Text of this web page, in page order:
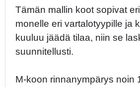
Tämän mallin koot sopivat
monelle eri vartalotyypille ja
kuuluu jäädä tilaa, niin se
suunnitellusti.
M-koon rinnanympärys noin